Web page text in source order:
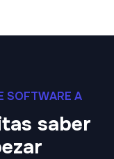
SOFTWARE A
saber